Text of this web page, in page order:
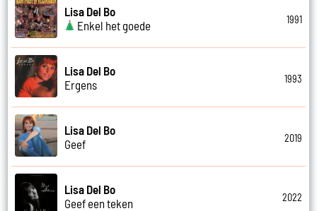
Lisa Del Bo
Enkel het goede
1991
Lisa Del Bo
Ergens
1993
Lisa Del Bo
Geef
2019
Lisa Del Bo
Geef een teken
2022